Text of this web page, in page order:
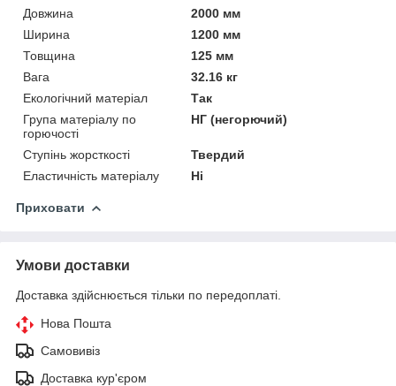
Довжина
2000 мм
Ширина
1200 мм
Товщина
125 мм
Вага
32.16 кг
Екологічний матеріал
Так
Група матеріалу по
горючості
НГ (негорючий)
Ступінь жорсткості
Твердий
Еластичність матеріалу
Ні
Приховати
Умови доставки
Доставка здійснюється тільки по передоплаті.
Нова Пошта
Самовивіз
Доставка кур'єром